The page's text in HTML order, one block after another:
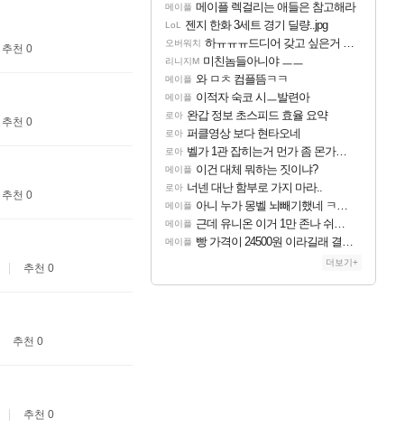
추천 0
추천 0
추천 0
추천 0
추천 0
추천 0
메이플 메이플 렉걸리는 애들은 참고해라
LoL 젠지 한화 3세트 경기 딜량..jpg
오버워치 하ㅠㅠㅠ드디어 갖고 싶은거 나왓어 ㅠㅠㅠㅠ
리니지M 미친놈들아니야 ㅡㅡ
메이플 와 ㅁㅊ 컴플뜸ㅋㅋ
메이플 이적자 숙코 시ㅡ발련아
로아 완갑 정보 초스피드 효율 요약
로아 퍼클영상 보다 현타오네
로아 벨가 1관 잡히는거 먼가 좀 몬가몬가네..
메이플 이건 대체 뭐하는 짓이냐?
로아 너넨 대난 함부로 가지 마라..
메이플 아니 누가 몽벨 뇌빼기했네 ㅋㅋㅋㅋ
메이플 근데 유니온 이거 1만 존나 쉬운거같은데
메이플 빵 가격이 24500원 이라길래 결제 취소하고 나왔다
더보기+